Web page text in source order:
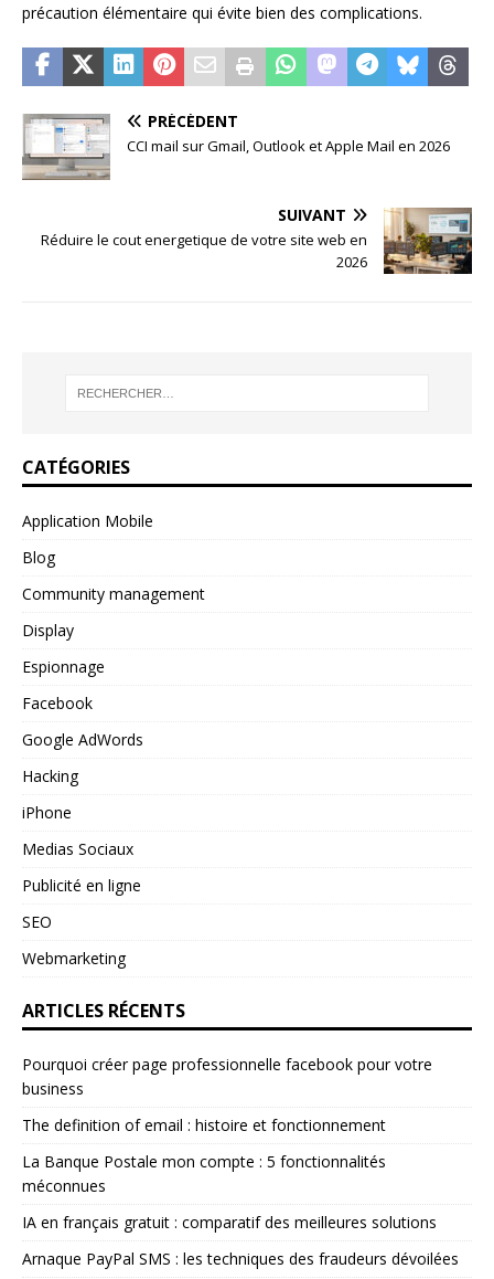
précaution élémentaire qui évite bien des complications.
PRÉCÉDENT
CCI mail sur Gmail, Outlook et Apple Mail en 2026
SUIVANT
Réduire le cout energetique de votre site web en
2026
CATÉGORIES
Application Mobile
Blog
Community management
Display
Espionnage
Facebook
Google AdWords
Hacking
iPhone
Medias Sociaux
Publicité en ligne
SEO
Webmarketing
ARTICLES RÉCENTS
Pourquoi créer page professionnelle facebook pour votre
business
The definition of email : histoire et fonctionnement
La Banque Postale mon compte : 5 fonctionnalités
méconnues
IA en français gratuit : comparatif des meilleures solutions
Arnaque PayPal SMS : les techniques des fraudeurs dévoilées